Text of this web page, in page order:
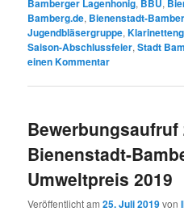
Bamberger Lagenhonig, BBU,
Bamberg.de, Bienenstadt-
Jugendbläsergruppe,
Saison-Abschlussfeier,Stadt
einen Kommentar
Bewerbungsaufruf
Bienenstadt-
Umweltpreis 2019
Veröffentlicht am25. Juli 2019von